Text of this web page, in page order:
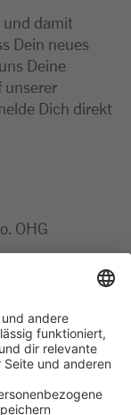
und damit
Dein neues
Deine
unserer
Dich direkt
OHG